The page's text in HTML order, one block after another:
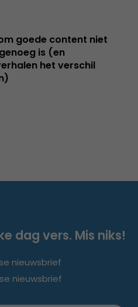
goede content niet
is (en
het verschil
dag vers. Mis niks!
nieuwsbrief
nieuwsbrief